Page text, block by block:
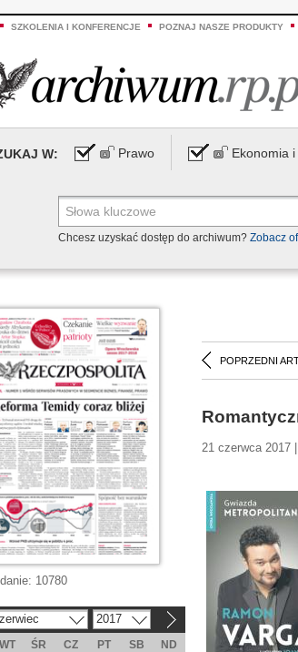
SZKOLENIA I KONFERENCJE POZNAJ NASZE PRODUKTY
W: Prawo Ekonomia
Chcesz uzyskać dostęp do archiwum? Zobacz
POPRZEDNI
21 czerwca 2017
10780
2017
WT ŚR CZ PT SB
ND